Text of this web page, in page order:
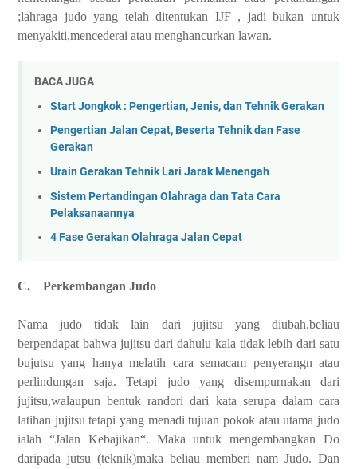
;lahraga judo yang telah ditentukan IJF , jadi bukan untuk
menyakiti,mencederai atau menghancurkan lawan.
BACA JUGA
Start Jongkok : Pengertian, Jenis, dan Tehnik Gerakan
Pengertian Jalan Cepat, Beserta Tehnik dan Fase
Gerakan
Urain Gerakan Tehnik Lari Jarak Menengah
Sistem Pertandingan Olahraga dan Tata Cara
Pelaksanaannya
4 Fase Gerakan Olahraga Jalan Cepat
C. Perkembangan Judo
Nama judo tidak lain dari jujitsu yang diubah.beliau
berpendapat bahwa jujitsu dari dahulu kala tidak lebih dari satu
bujutsu yang hanya melatih cara semacam penyerangn atau
perlindungan saja. Tetapi judo yang disempurnakan dari
jujitsu,walaupun bentuk randori dari kata serupa dalam cara
latihan jujitsu tetapi yang menadi tujuan pokok atau utama judo
ialah “Jalan Kebajikan“. Maka untuk mengembangkan Do
daripada jutsu (teknik)maka beliau memberi nam Judo. Dan